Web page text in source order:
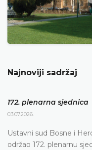
Najnoviji sadržaj
172. plenarna sjednica
03.07.2026.
Ustavni sud Bosne i
održao 172. plenarnu